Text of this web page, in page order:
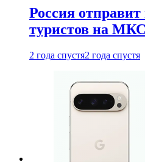
Россия
туристов на МКС
2 года спустя2 года спустя